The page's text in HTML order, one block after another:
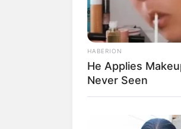
2.
HABERION
He Applies
Never Seen